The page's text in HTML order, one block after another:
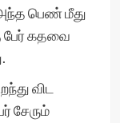
அந்த பெண் மீது
பேர் கதவை
விட
சேரும்